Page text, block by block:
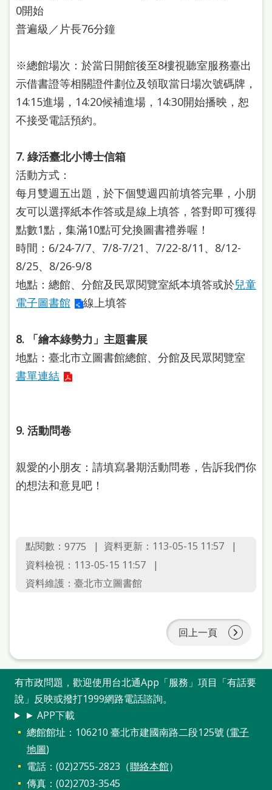
站
資
開
放
宣
告
著
作
權
侵
權
處
理
辦
法
聯
絡
我
0開始
普遍級／片長76分鐘
※總館場次：於當日開館後至8樓視聽室服務臺出
示借書證等相關證件劃位及領取當日場次號碼牌，
14:15進場，14:20候補進場，14:30開始播映，恕
不接受電話預約。
7. 綠活臺北小博士信箱
活動方式：
每月雙週五出題，於下個雙週四前填答完畢，小朋
友可以選擇紙本作答或是線上填答，答對即可獲得
點數1點，集滿10點可兌換圖書禮券喔！
時間：6/24-7/7、7/8-7/21、7/22-8/11、8/12-
8/25、8/26-9/8
地點：總館、分館及民眾閱覽室紙本填答或於兒童
電子圖書館
線上填答
8. 「繪本綠勢力」主題書展
地點：臺北市立圖書館總館、分館及民眾閱覽室
書單連結
9. 活動問卷
親愛的小朋友：請填寫暑期活動問卷，告訴我們你
的想法和意見吧！
點閱數： 9775
資料更新：113-05-15 11:57
資料檢視：113-05-15 11:57
資料維護：臺北市立圖書館
回上一頁
有市政問題，歡迎使用台北通App「服務」項目「有話要
說」反映或撥打1999網路電話諮詢。
► APP下載
總館館址：106210 臺北市建國南路二段125號 (電子
地圖)
電話：(02)2755-2823（聯絡本館）
傳真：(02)2703-3545